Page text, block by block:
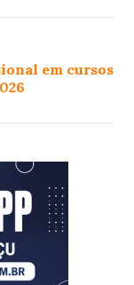
em cursos